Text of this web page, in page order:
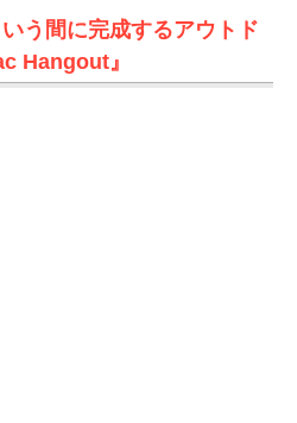
う間に完成するアウトド
Hangout』